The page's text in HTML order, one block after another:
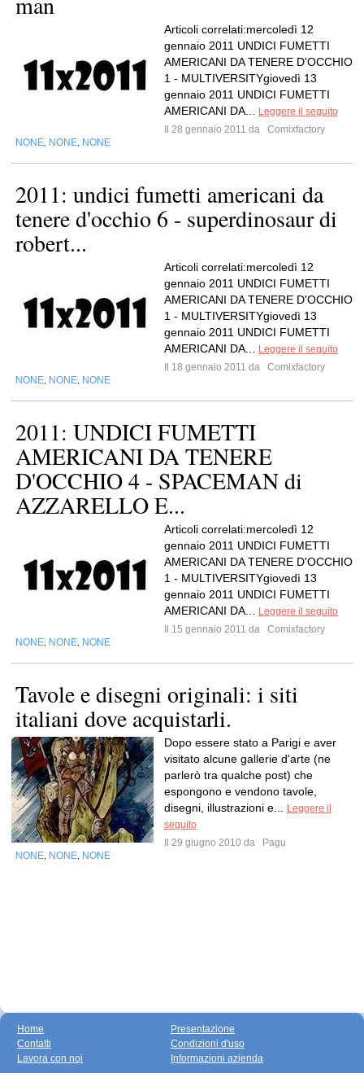
Articoli correlati:mercoledì 12
gennaio 2011 UNDICI FUMETTI
AMERICANI DA TENERE D'OCCHIO
1 - MULTIVERSITYgiovedì 13
gennaio 2011 UNDICI FUMETTI
AMERICANI DA...
Leggere il seguito
Il 28 gennaio 2011 da
Comixfactory
NONE NONE NONE
2011: undici fumetti americani da
tenere d'occhio 6 - superdinosaur di
robert...
Articoli correlati:mercoledì 12
gennaio 2011 UNDICI FUMETTI
AMERICANI DA TENERE D'OCCHIO
1 - MULTIVERSITYgiovedì 13
gennaio 2011 UNDICI FUMETTI
AMERICANI DA...
Leggere il seguito
Il 18 gennaio 2011 da
Comixfactory
NONE NONE NONE
2011: UNDICI FUMETTI
AMERICANI DA TENERE
D'OCCHIO 4 - SPACEMAN di
AZZARELLO E...
Articoli correlati:mercoledì 12
gennaio 2011 UNDICI FUMETTI
AMERICANI DA TENERE D'OCCHIO
1 - MULTIVERSITYgiovedì 13
gennaio 2011 UNDICI FUMETTI
AMERICANI DA...
Leggere il seguito
Il 15 gennaio 2011 da
Comixfactory
NONE NONE NONE
Tavole e disegni originali: i siti
italiani dove acquistarli.
Dopo essere stato a Parigi e aver
visitato alcune gallerie d'arte (ne
parlerò tra qualche post) che
espongono e vendono tavole,
disegni, illustrazioni e...
Leggere il
seguito
Il 29 giugno 2010 da
Pagu
NONE NONE NONE
Home
Contatti
Lavora con noi
Presentazione
Condizioni d'uso
Informazioni azienda